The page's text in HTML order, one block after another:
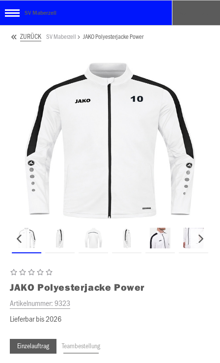
SV Maberzell
ZURÜCK SV Maberzell JAKO Polyesterjacke Power
JAKO Polyesterjacke Power
Artikelnummer:9323
Lieferbar bis 2026
Einzelauftrag Teambestellung